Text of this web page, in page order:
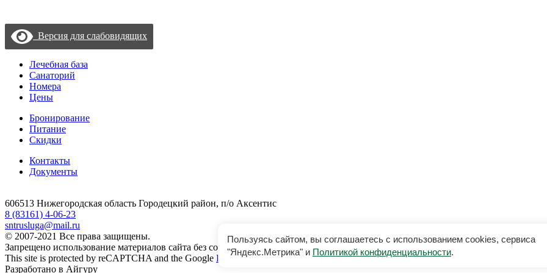
Версия для слабовидящих
Лечебная база
Санаторий
Номера
Цены
Бронирование
Питание
Скидки
Контакты
Документы
606513 Нижегородская область Городецкий район, п/о Аксентис
8 (83161) 4-06-23
sntrusluga@mail.ru
© 2007-2021 Все права защищены.
Запрещено использование материалов сайта без согласия его авторов
This site is protected by reCAPTCHA and the Google Privacy PolicyandTerms of Serviceapply.
Разработано в Айгуру
Пользуясь сайтом, вы соглашаетесь с использованием cookies, сервиса
"Яндекс.Метрика" и Политикой конфиденциальности.